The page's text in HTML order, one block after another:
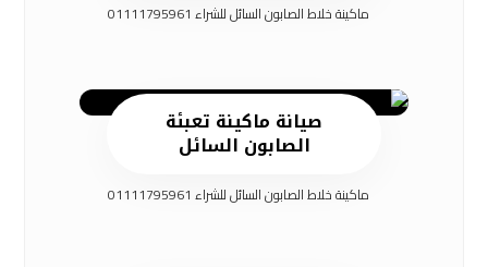
ماكينة خلاط الصابون السائل للشراء 01111795961
صيانة ماكينة تعبئة
الصابون السائل
ماكينة خلاط الصابون السائل للشراء 01111795961